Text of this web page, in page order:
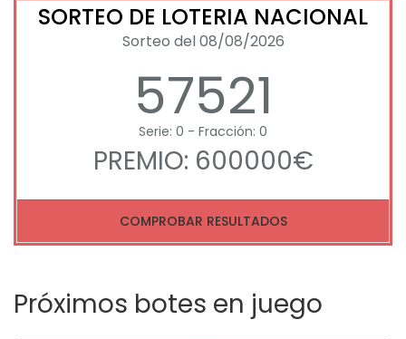
SORTEO DE LOTERIA NACIONAL
Sorteo del 08/08/2026
57521
Serie: 0 - Fracción: 0
PREMIO: 600000€
COMPROBAR RESULTADOS
Próximos botes en juego